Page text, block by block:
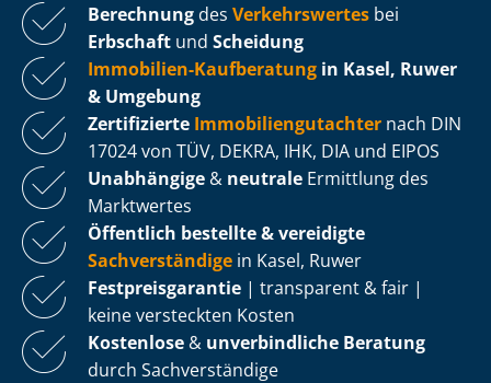
Berechnung des Verkehrswertes bei
Erbschaft und Scheidung
Immobilien-Kaufberatung in Kasel, Ruwer
& Umgebung
Zertifizierte Im­mo­bi­li­en­gut­ach­ter nach DIN
17024 von TÜV, DEKRA, IHK, DIA und EIPOS
Unabhängige & neutrale Ermittlung des
Marktwertes
Öffentlich bestellte & vereidigte
Sachverständige in Kasel, Ruwer
Fest­preis­ga­ran­tie | transparent & fair |
keine versteckten Kosten
Kostenlose & unverbindliche Beratung
durch Sachverständige